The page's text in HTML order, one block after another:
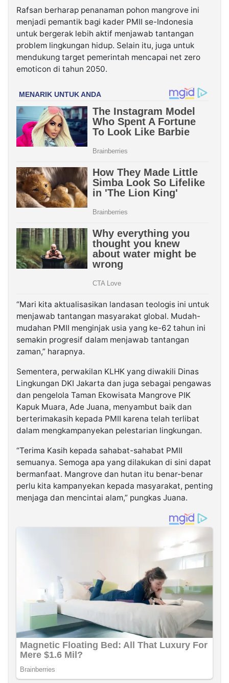
Rafsan berharap penanaman pohon mangrove ini
menjadi pemantik bagi kader PMII se-Indonesia
untuk bergerak lebih aktif menjawab tantangan
problem lingkungan hidup. Selain itu, juga untuk
mendukung target pemerintah mencapai net zero
emoticon di tahun 2050.
“Mari kita aktualisasikan landasan teologis ini untuk
menjawab tantangan masyarakat global. Mudah-
mudahan PMII menginjak usia yang ke-62 tahun ini
semakin progresif dalam menjawab tantangan
zaman,” harapnya.
Sementera, perwakilan KLHK yang diwakili Dinas
Lingkungan DKI Jakarta dan juga sebagai pengawas
dan pengelola Taman Ekowisata Mangrove PIK
Kapuk Muara, Ade Juana, menyambut baik dan
berterimakasih kepada PMII karena telah terlibat
dalam mengkampanyekan pelestarian lingkungan.
“Terima Kasih kepada sahabat-sahabat PMII
semuanya. Semoga apa yang dilakukan di sini dapat
bermanfaat. Mangrove dan hutan itu benar-benar
perlu kita kampanyekan kepada masyarakat, penting
menjaga dan mencintai alam,” pungkas Juana.